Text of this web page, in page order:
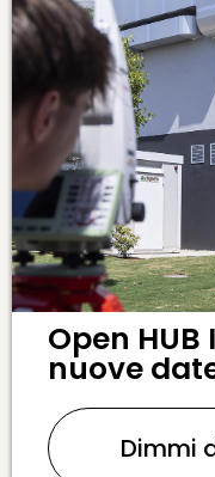
Open HUB
nuove
Dimmi